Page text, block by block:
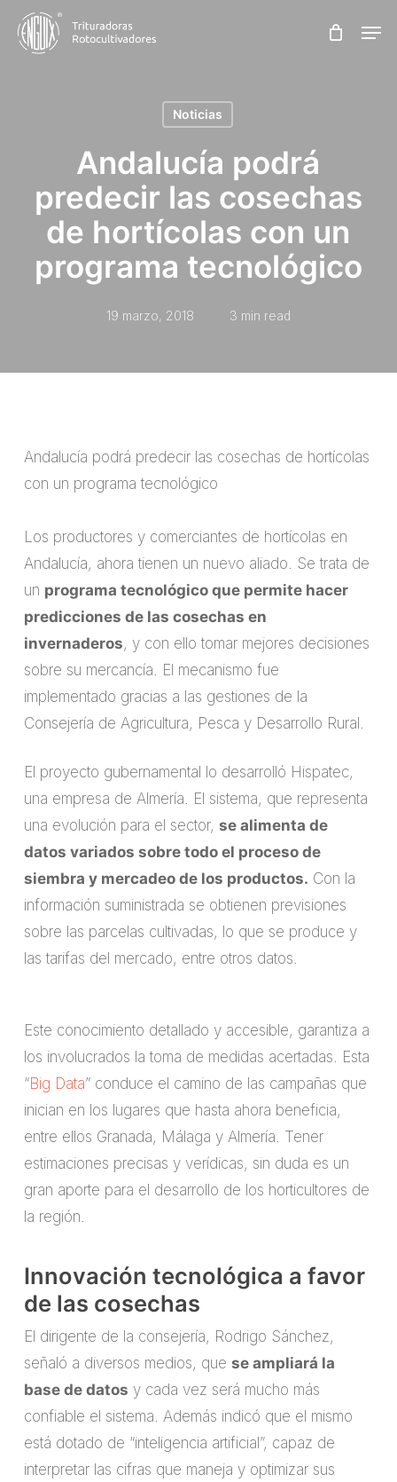
Skip
Noticias
Andalucía podrá
predecir las cosechas
de hortícolas con un
programa tecnológico
19 marzo, 2018 3 min read
Andalucía podrá predecir las cosechas de hortícolas
con un programa tecnológico
Los productores y comerciantes de hortícolas en
Andalucía, ahora tienen un nuevo aliado. Se trata de
un programa tecnológico que permite hacer
predicciones de las cosechas en
invernaderos, y con ello tomar mejores decisiones
sobre su mercancía. El mecanismo fue
implementado gracias a las gestiones de la
Consejería de Agricultura, Pesca y Desarrollo Rural.
El proyecto gubernamental lo desarrolló Hispatec,
una empresa de Almería. El sistema, que representa
una evolución para el sector, se alimenta de
datos variados sobre todo el proceso de
siembra y mercadeo de los productos. Con la
información suministrada se obtienen previsiones
sobre las parcelas cultivadas, lo que se produce y
las tarifas del mercado, entre otros datos.
Este conocimiento detallado y accesible, garantiza a
los involucrados la toma de medidas acertadas. Esta
“Big Data” conduce el camino de las campañas que
inician en los lugares que hasta ahora beneficia,
entre ellos Granada, Málaga y Almería. Tener
estimaciones precisas y verídicas, sin duda es un
gran aporte para el desarrollo de los horticultores de
la región.
Innovación tecnológica a favor
de las cosechas
El dirigente de la consejería, Rodrigo Sánchez,
señaló a diversos medios, que se ampliará la
base de datos y cada vez será mucho más
confiable el sistema. Además indicó que el mismo
está dotado de “inteligencia artificial”, capaz de
interpretar las cifras que maneja y optimizar sus